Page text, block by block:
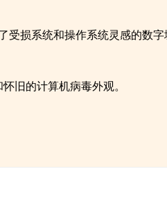
受损系统和操作系统灵感的数字
旧的计算机病毒外观。